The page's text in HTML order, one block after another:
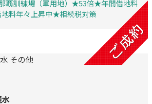
覇訓練場（軍用地）★53倍★年間借地料
料年々上昇中★相続税対策